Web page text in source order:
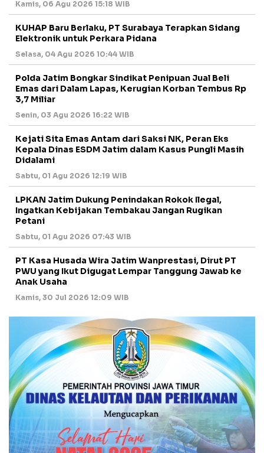
Kamis, 06 Agu 2026 15:18 WIB
KUHAP Baru Berlaku, PT Surabaya Terapkan Sidang
Elektronik untuk Perkara Pidana
Selasa, 04 Agu 2026 10:44 WIB
Polda Jatim Bongkar Sindikat Penipuan Jual Beli
Emas dari Dalam Lapas, Kerugian Korban Tembus Rp
3,7 Miliar
Senin, 03 Agu 2026 16:22 WIB
Kejati Sita Emas Antam dari Saksi NK, Peran Eks
Kepala Dinas ESDM Jatim dalam Kasus Pungli Masih
Didalami
Sabtu, 01 Agu 2026 12:19 WIB
LPKAN Jatim Dukung Penindakan Rokok Ilegal,
Ingatkan Kebijakan Tembakau Jangan Rugikan
Petani
Sabtu, 01 Agu 2026 07:43 WIB
PT Kasa Husada Wira Jatim Wanprestasi, Dirut PT
PWU yang Ikut Digugat Lempar Tanggung Jawab ke
Anak Usaha
Kamis, 30 Jul 2026 12:09 WIB